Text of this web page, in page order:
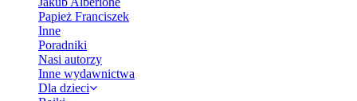
Papież Franciszek
Inne
Poradniki
Nasi autorzy
Inne wydawnictwa
Dla dzieci